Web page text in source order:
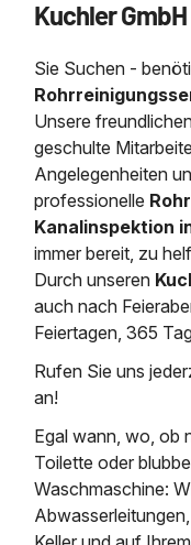
Saugbagger /
Heizung / Sanitär
Tiefbau
Unternehmen
Stellenangebote
Kontakt
Kuchler
Sie Suchen -
Unsere
geschulte
Angelegenheiten
professionelle
Kanalinspektion
immer bereit, zu
Durch unseren
auch nach
Feiertagen, 365
Rufen Sie uns
an!
Egal wann, wo, ob
Toilette oder
Waschmaschine: